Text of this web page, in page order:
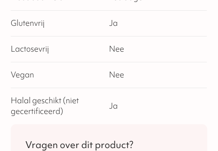
Glutenvrij Ja
Lactosevrij Nee
Vegan Nee
Halal geschikt (niet
gecertificeerd)
Ja
Vragen over dit product?